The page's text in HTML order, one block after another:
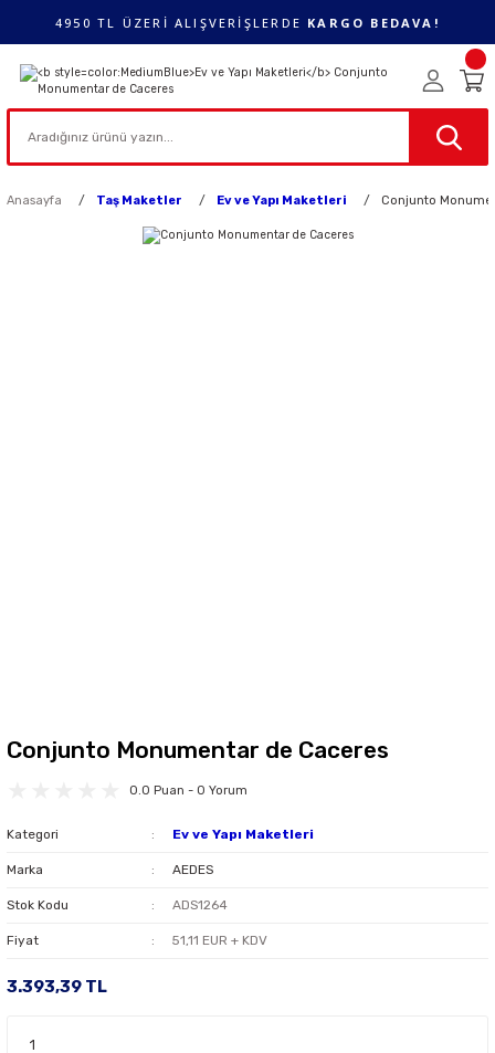
4950 TL ÜZERİ ALIŞVERİŞLERDE KARGO BEDAVA!
Anasayfa Taş Maketler Ev ve Yapı Maketleri Conjunto
Conjunto Monumentar de Caceres
0.0 Puan - 0 Yorum
Kategori Ev ve Yapı Maketleri
Marka AEDES
Stok Kodu ADS1264
Fiyat 51,11 EUR + KDV
3.393,39 TL